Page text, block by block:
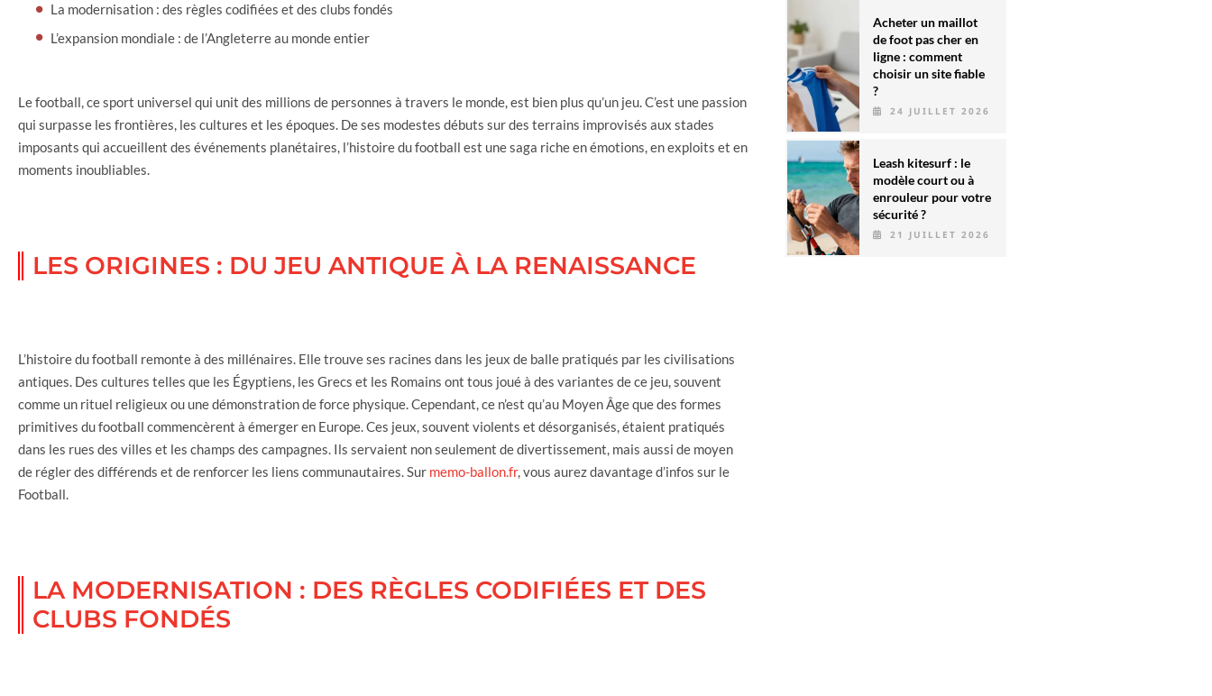
La modernisation : des règles codifiées et des clubs fondés
L’expansion mondiale : de l’Angleterre au monde entier
Le football, ce sport universel qui unit des millions de personnes à travers le monde, est bien plus qu’un jeu. C’est une passion
qui surpasse les frontières, les cultures et les époques. De ses modestes débuts sur des terrains improvisés aux stades
imposants qui accueillent des événements planétaires, l’histoire du football est une saga riche en émotions, en exploits et en
moments inoubliables.
LES ORIGINES : DU JEU ANTIQUE À LA RENAISSANCE
L’histoire du football remonte à des millénaires. Elle trouve ses racines dans les jeux de balle pratiqués par les civilisations
antiques. Des cultures telles que les Égyptiens, les Grecs et les Romains ont tous joué à des variantes de ce jeu, souvent
comme un rituel religieux ou une démonstration de force physique. Cependant, ce n’est qu’au Moyen Âge que des formes
primitives du football commencèrent à émerger en Europe. Ces jeux, souvent violents et désorganisés, étaient pratiqués
dans les rues des villes et les champs des campagnes. Ils servaient non seulement de divertissement, mais aussi de moyen
de régler des différends et de renforcer les liens communautaires. Sur memo-ballon.fr, vous aurez davantage d’infos sur le
Football.
LA MODERNISATION : DES RÈGLES CODIFIÉES ET DES
CLUBS FONDÉS
Acheter un maillot
de foot pas cher en
ligne : comment
choisir un site fiable
?
24 JUILLET 2026
Leash kitesurf : le
modèle court ou à
enrouleur pour votre
sécurité ?
21 JUILLET 2026